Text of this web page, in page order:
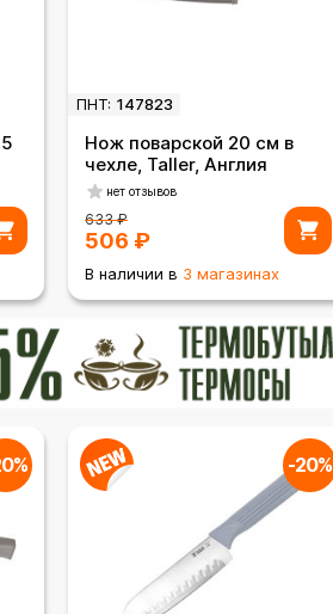
ПНТ: 147823
Нож поварской 20 см в
чехле, Taller, Англия
нет отзывов
633₽
506 ₽
В наличии в 3 магазинах
-20%